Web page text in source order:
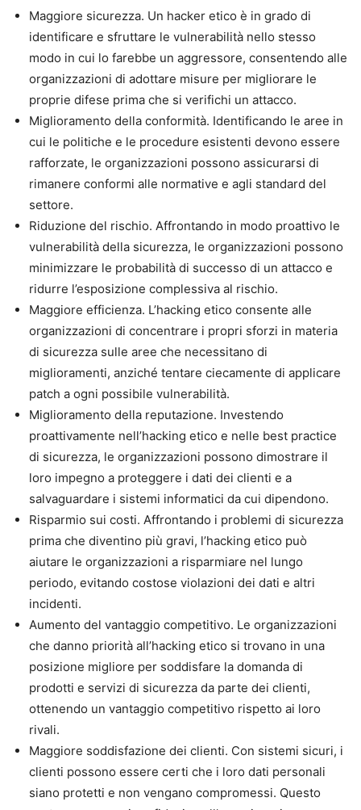
Maggiore sicurezza. Un hacker etico è in grado di
identificare e sfruttare le vulnerabilità nello stesso
modo in cui lo farebbe un aggressore, consentendo alle
organizzazioni di adottare misure per migliorare le
proprie difese prima che si verifichi un attacco.
Miglioramento della conformità. Identificando le aree in
cui le politiche e le procedure esistenti devono essere
rafforzate, le organizzazioni possono assicurarsi di
rimanere conformi alle normative e agli standard del
settore.
Riduzione del rischio. Affrontando in modo proattivo le
vulnerabilità della sicurezza, le organizzazioni possono
minimizzare le probabilità di successo di un attacco e
ridurre l’esposizione complessiva al rischio.
Maggiore efficienza. L’hacking etico consente alle
organizzazioni di concentrare i propri sforzi in materia
di sicurezza sulle aree che necessitano di
miglioramenti, anziché tentare ciecamente di applicare
patch a ogni possibile vulnerabilità.
Miglioramento della reputazione. Investendo
proattivamente nell’hacking etico e nelle best practice
di sicurezza, le organizzazioni possono dimostrare il
loro impegno a proteggere i dati dei clienti e a
salvaguardare i sistemi informatici da cui dipendono.
Risparmio sui costi. Affrontando i problemi di sicurezza
prima che diventino più gravi, l’hacking etico può
aiutare le organizzazioni a risparmiare nel lungo
periodo, evitando costose violazioni dei dati e altri
incidenti.
Aumento del vantaggio competitivo. Le organizzazioni
che danno priorità all’hacking etico si trovano in una
posizione migliore per soddisfare la domanda di
prodotti e servizi di sicurezza da parte dei clienti,
ottenendo un vantaggio competitivo rispetto ai loro
rivali.
Maggiore soddisfazione dei clienti. Con sistemi sicuri, i
clienti possono essere certi che i loro dati personali
siano protetti e non vengano compromessi. Questo